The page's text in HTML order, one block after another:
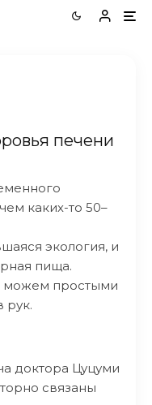
печени
каких-то 50–
экология, и
пища.
можем простыми
рук.
доктора Цуцуми
связаны